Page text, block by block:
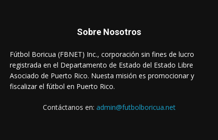
Sobre Nosotros
Fútbol Boricua (FBNET) Inc., corporación sin fines de lucro
registrada en el Departamento de Estado del Estado Libre
Asociado de Puerto Rico. Nuesta misión es promocionar y
fiscalizar el fútbol en Puerto Rico.
Contáctanos en: admin@futbolboricua.net